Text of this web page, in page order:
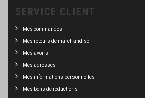
SERVICE CLIENT
Mes commandes
Mes retours de marchandise
Mes avoirs
Mes adresses
Mes informations personnelles
Mes bons de réductions